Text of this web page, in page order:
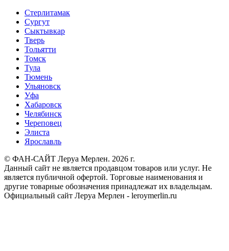
Стерлитамак
Сургут
Сыктывкар
Тверь
Тольятти
Томск
Тула
Тюмень
Ульяновск
Уфа
Хабаровск
Челябинск
Череповец
Элиста
Ярославль
© ФАН-САЙТ Леруа Мерлен. 2026 г.
Данный сайт не является продавцом товаров или услуг. Не
является публичной офертой. Торговые наименования и
другие товарные обозначения принадлежат их владельцам.
Официальный сайт Леруа Мерлен - leroymerlin.ru